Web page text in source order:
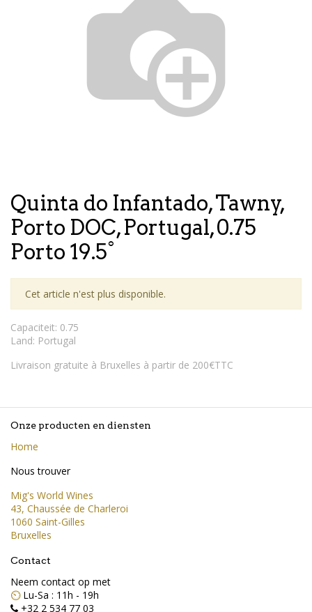
Quinta do Infantado, Tawny,
Porto DOC, Portugal, 0.75
Porto 19.5°
Cet article n'est plus disponible.
Capaciteit: 0.75
Land: Portugal
Livraison gratuite à Bruxelles à partir de 200€TTC
Onze producten en diensten
Home
Nous trouver
Mig's World Wines
43, Chaussée de Charleroi
1060 Saint-Gilles
Bruxelles
Contact
Neem contact op met
⏲️ Lu-Sa : 11h - 19h
+32 2 534 77 03